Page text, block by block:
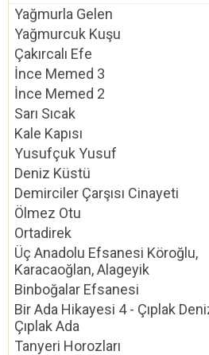
Yağmurla Gelen
Yağmurcuk Kuşu
Çakırcalı Efe
İnce Memed 3
İnce Memed 2
Sarı Sıcak
Kale Kapısı
Yusufçuk Yusuf
Deniz Küstü
Demirciler Çarşısı Cinayeti
Ölmez Otu
Ortadirek
Üç Anadolu Efsanesi Köroğlu,
Karacaoğlan, Alageyik
Binboğalar Efsanesi
Bir Ada Hikayesi 4 - Çıplak
Çıplak Ada
Tanyeri Horozları